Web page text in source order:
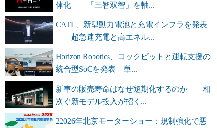
体化――「三智双智」を軸...
CATL、新型動力電池と充電インフラを発表
――超急速充電と高エネル...
Horizon Robotics、コックピットと運転支援の
統合型SoCを発表 単...
新車の販売寿命はなぜ短期化するのか――相
次ぐ新モデル投入が招く...
22026年北京モーターショー：規制強化で悪